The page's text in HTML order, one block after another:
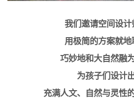
我们邀请空间设计
用极简的方案就地
巧妙地和大自然融为
为孩子们设计出
充满人文、自然与灵性